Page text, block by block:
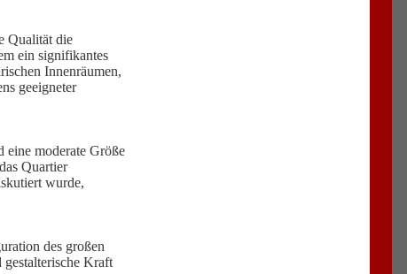
Qualität die
ein signifikantes
Innenräumen,
geeigneter
moderate Größe
Quartier
wurde,
des großen
Kraft